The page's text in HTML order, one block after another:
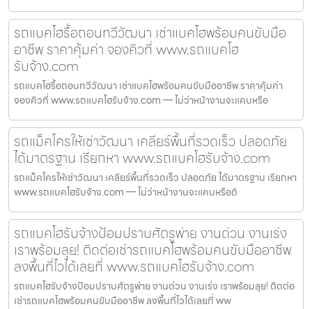
รถแบคโฮรื้อถอนทวีวัฒนา เช่าแบคโฮพร้อมคนขับมือ
อาชีพ ราคาคุ้มค่า จองคิวที่ www.รถแบคโฮ
รับจ้าง.com
รถแบคโฮรื้อถอนทวีวัฒนา เช่าแบคโฮพร้อมคนขับมืออาชีพ ราคาคุ้มค่า
จองคิวที่ www.รถแบคโฮรับจ้าง.com — ไม่ว่าหน้างานจะแคบหรือ
รถแม็คโครให้เช่าวัฒนา เคลียร์พื้นที่รวดเร็ว ปลอดภัย
ได้มาตรฐาน เรียกหา www.รถแบคโฮรับจ้าง.com
รถแม็คโครให้เช่าวัฒนา เคลียร์พื้นที่รวดเร็ว ปลอดภัย ได้มาตรฐาน เรียกหา
www.รถแบคโฮรับจ้าง.com — ไม่ว่าหน้างานจะแคบหรือดิ
รถแบคโฮรับจ้างป้อมปราบศัตรูพ่าย งานด่วน งานเร่ง
เราพร้อมลุย! ติดต่อเช่ารถแบคโฮพร้อมคนขับมืออาชีพ
ลงพื้นที่ไวได้เลยที่ www.รถแบคโฮรับจ้าง.com
รถแบคโฮรับจ้างป้อมปราบศัตรูพ่าย งานด่วน งานเร่ง เราพร้อมลุย! ติดต่อ
เช่ารถแบคโฮพร้อมคนขับมืออาชีพ ลงพื้นที่ไวได้เลยที่ ww